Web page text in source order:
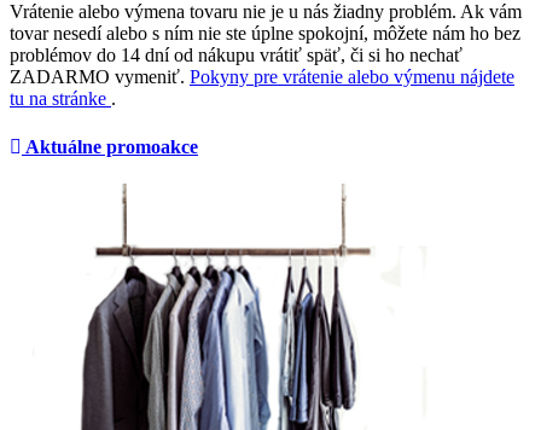
Vrátenie alebo výmena tovaru nie je u nás žiadny problém. Ak vám
tovar nesedí alebo s ním nie ste úplne spokojní, môžete nám ho bez
problémov do 14 dní od nákupu vrátiť späť, či si ho nechať
ZADARMO vymeniť. Pokyny pre vrátenie alebo výmenu nájdete
tu na stránke .
Aktuálne promoakce